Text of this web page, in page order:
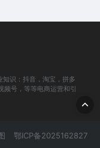
知识：抖音，淘宝，拼多
号，等等电商运营和引
鄂ICP备2025162827